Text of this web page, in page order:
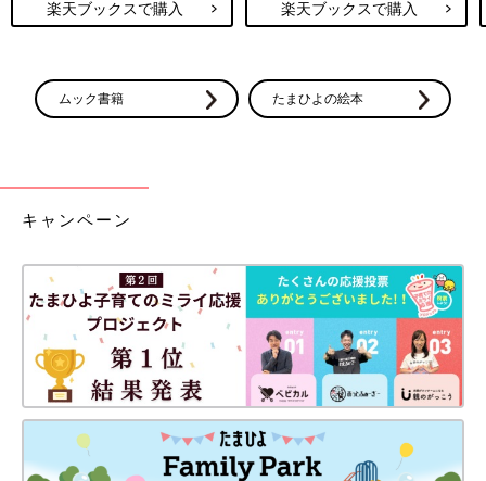
楽天ブックスで購入 楽天ブックスで購入
ムック書籍 たまひよの絵本
キャンペーン